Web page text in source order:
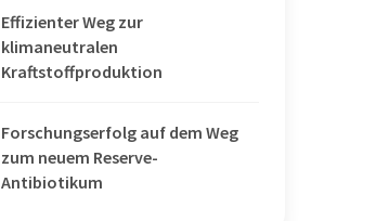
Effizienter Weg zur
klimaneutralen
Kraftstoffproduktion
Forschungserfolg auf dem Weg
zum neuem Reserve-
Antibiotikum